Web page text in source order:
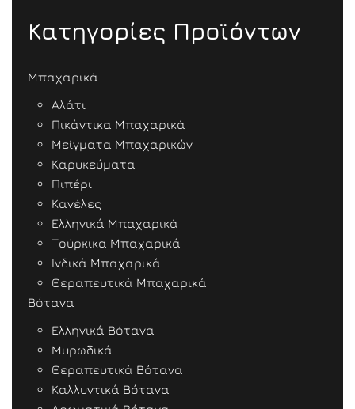
Κατηγορίες Προϊόντων
Μπαχαρικά
Αλάτι
Πικάντικα Μπαχαρικά
Μείγματα Μπαχαρικών
Καρυκεύματα
Πιπέρι
Κανέλες
Ελληνικά Μπαχαρικά
Τούρκικα Μπαχαρικά
Ινδικά Μπαχαρικά
Θεραπευτικά Μπαχαρικά
Βότανα
Ελληνικά Βότανα
Μυρωδικά
Θεραπευτικά Βότανα
Καλλυντικά Βότανα